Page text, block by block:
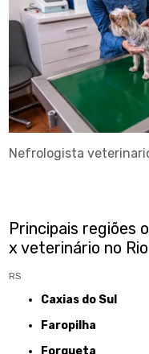
Nefrologista
Principais regiões
x veterinário no
RS
Caxias do Sul
Faropilha
Forqueta